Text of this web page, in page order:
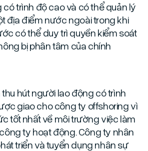
có trình độ cao và có thể quản lý
địa điểm nước ngoài trong khi
có thể duy trì quyền kiểm soát
bị phân tâm của chính
hút người lao động có trình
giao cho công ty offshoring vì
tốt nhất về môi trường việc làm
ty hoạt động. Công ty nhân
triển và tuyển dụng nhân sự